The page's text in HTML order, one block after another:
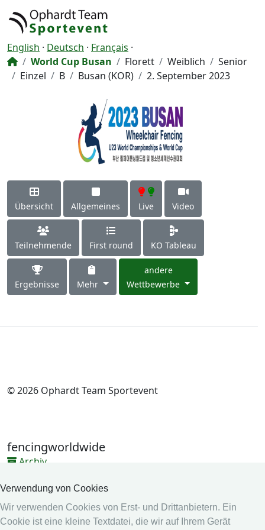
Verwendung von Cookies
Wir verwenden Cookies von Erst- und Drittanbietern. Ein
Cookie ist eine kleine Textdatei, die wir auf Ihrem Gerät
English · Deutsch · Français ·
World Cup Busan
Florett Weiblich
Senior
Einzel
B Busan (KOR) 2. September 2023
Übersicht Allgemeines Live Video
Teilnehmende First round KO Tableau
Ergebnisse Mehr
andere
Wettbewerbe
© 2026 Ophardt Team Sportevent
fencingworldwide
Archiv